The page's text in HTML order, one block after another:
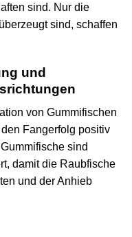
sind. Nur die
sind, schaffen
und
von Gummifischen
Fangerfolg positiv
sind
damit die Raubfische
und der Anhieb